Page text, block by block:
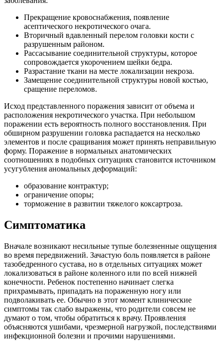
Прекращение кровоснабжения, появление
асептического некротического очага.
Вторичный вдавленный перелом головки кости с
разрушенным районом.
Рассасывание соединительной структуры, которое
сопровождается укорочением шейки бедра.
Разрастание ткани на месте локализации некроза.
Замещение соединительной структуры новой костью,
сращение переломов.
Исход представленного поражения зависит от объема и
расположения некротического участка. При небольшом
поражении есть вероятность полного восстановления. При
обширном разрушении головка распадается на несколько
элементов и после сращивания может принять неправильную
форму. Поражение в нормальных анатомических
соотношениях в подобных ситуациях становится источником
усугубления аномальных деформаций:
образование контрактур;
ограничение опоры;
торможение в развитии тяжелого коксартроза.
Симптоматика
Вначале возникают несильные тупые болезненные ощущения
во время передвижений. Зачастую боль появляется в районе
тазобедренного сустава, но в отдельных ситуациях может
локализоваться в районе коленного или по всей нижней
конечности. Ребенок постепенно начинает слегка
прихрамывать, припадать на пораженную ногу или
подволакивать ее. Обычно в этот момент клинические
симптомы так слабо выражены, что родители совсем не
думают о том, чтобы обратиться к врачу. Проявления
объясняются ушибами, чрезмерной нагрузкой, последствиями
инфекционной болезни и прочими нарушениями.